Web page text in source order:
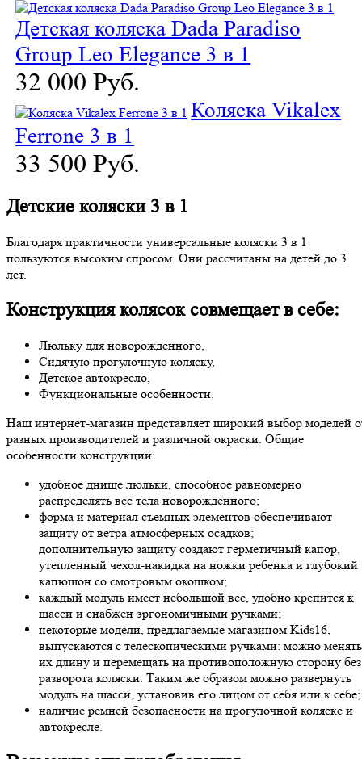
Детская коляска Dada Paradiso
Group Leo Elegance 3 в 1
32 000 Руб.
Коляска Vikalex
Ferrone 3 в 1
33 500 Руб.
Детские коляски 3 в 1
Благодаря практичности универсальные коляски 3 в 1
пользуются высоким спросом. Они рассчитаны на детей до 3
лет.
Конструкция колясок совмещает в себе:
Люльку для новорожденного,
Сидячую прогулочную коляску,
Детское автокресло,
Функциональные особенности.
Наш интернет-магазин представляет широкий выбор моделей
разных производителей и различной окраски. Общие
особенности конструкции:
удобное днище люльки, способное равномерно
распределять вес тела новорожденного;
форма и материал съемных элементов обеспечивают
защиту от ветра атмосферных осадков;
дополнительную защиту создают герметичный капор,
утепленный чехол-накидка на ножки ребенка и глубокий
капюшон со смотровым окошком;
каждый модуль имеет небольшой вес, удобно крепится к
шасси и снабжен эргономичными ручками;
некоторые модели, предлагаемые магазином Kids16,
выпускаются с телескопическими ручками: можно менять
их длину и перемещать на противоположную сторону без
разворота коляски. Таким же образом можно развернуть
модуль на шасси, установив его лицом от себя или к себе;
наличие ремней безопасности на прогулочной коляске и
автокресле.